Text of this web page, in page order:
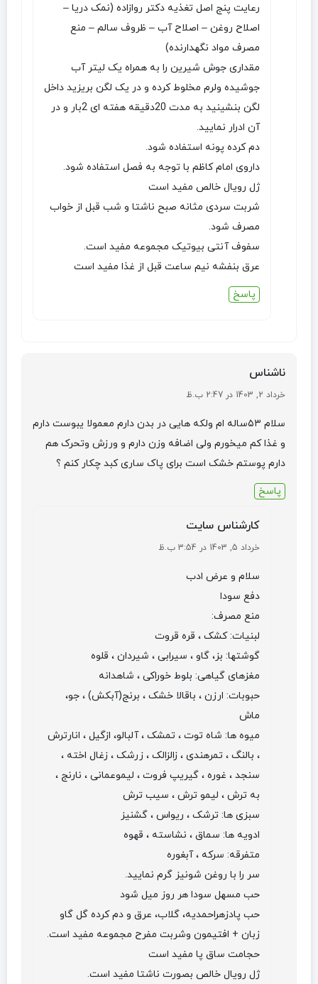
رعایت پنج اصل تغذیه دکتر روازاده (نمک دریا –
اصلاح روغن – اصلاح آب – ظروف سالم – منع
مصرف مواد نگهدارنده)
مقداری جوش شیرین را به همراه یک لیتر آب
جوشیده ولرم مخلوط کرده و در یک لگن بریزید داخل
لگن بنشینید به مدت 20دقیقه هفته ای 2بار و در
آن ادرار نمایید.
دم کرده پونه استفاده شود.
داروی امام کاظم با توجه به فصل استفاده شود.
ژل رویال خالص مفید است
شربت سردی مثانه صبح ناشتا و شب قبل از خواب
مصرف شود.
سفوف آنتی بیوتیک مجموعه مفید است.
عرق بنفشه نیم ساعت قبل از غذا مفید است
پاسخ
ناشناس
خرداد 2, 1403 در 2:47 ب.ظ
سلام ۵۳ساله ام ولکه هایی در بدن دارم معمولا یبوست دارم
و غذا کم میخورم ولی اضافه وزن دارم و ورزش وتحرک هم
دارم پوستم خشک است برای پاک ساری کبد چکار کنم ؟
پاسخ
کارشناس سایت
خرداد 5, 1403 در 3:54 ب.ظ
سلام و عرض ادب
دفع سودا
منع مصرف:
لبنیات: کشک ، قره قروت
گوشتها: بز، گاو ، سیرابی ، شیردان ، قلوه
مغزهای گیاهی: بلوط خوراکی ، شاهدانه
حبوبات: ارزن ، باقالا خشک ، برنج(آبکش) ، جو،
ماش
میوه ها: شاه توت ، تمشک ، آلبالو، ازگیل ، انارترش
، بالنگ ، تمرهندی ، زالزالک ، زرشک ، زغال اخته ،
سنجد ، غوره ، گیریپ فروت ، لیموعمانی ، نارنج ،
به ترش ، لیمو ترش ، سیب ترش
سبزی ها: ترشک ، ریواس ، گشنیز
ادویه ها: سماق ، نشاسته ، قهوه
متفرقه: سرکه ، آبغوره
سر را با روغن شونیز گرم نمایید.
حب مسهل سودا هر روز میل شود
حب پادزهراحمدیه، گلاب، عرق و دم کرده گل گاو
زبان + افتیمون وشربت مفرح مجموعه مفید است.
حجامت ساق پا مفید است
ژل رویال خالص بصورت ناشتا مفید است.